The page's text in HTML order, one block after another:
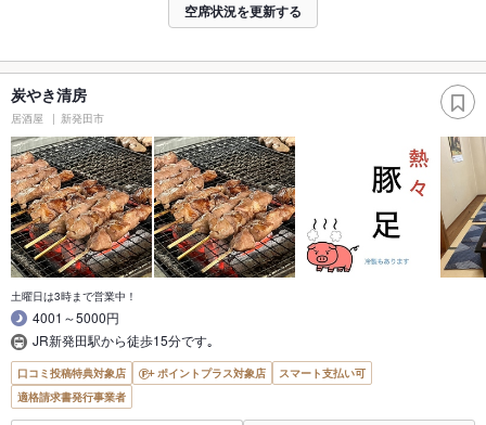
空席状況を更新する
炭やき清房
居酒屋 新発田市
土曜日は3時まで営業中！
4001～5000円
JR新発田駅から徒歩15分です｡
口コミ投稿特典対象店 ポイントプラス対象店
スマート支払い可
適格請求書発行事業者